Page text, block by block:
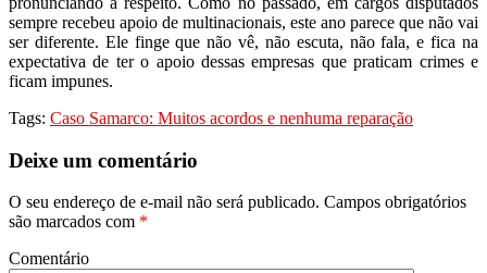
sempre recebeu apoio de multinacionais, este ano parece que não vai
ser diferente. Ele finge que não vê, não escuta, não fala, e fica na
expectativa de ter o apoio dessas empresas que praticam crimes e
ficam impunes.
Tags: Caso Samarco: Muitos acordos e nenhuma reparação
Deixe um comentário
O seu endereço de e-mail não será publicado. Campos obrigatórios
são marcados com *
Comentário